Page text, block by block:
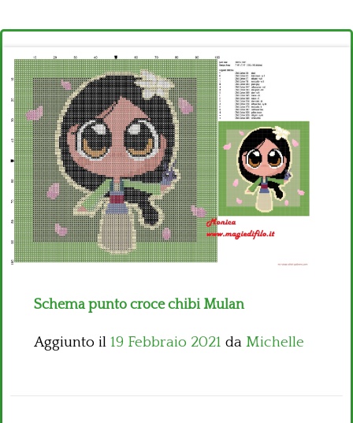
Ultimi schemi
Alfabeto
Bambini
Disney
Thun
Schema punto croce chibi Mulan
Aggiunto il 19 Febbraio 2021 da Michelle